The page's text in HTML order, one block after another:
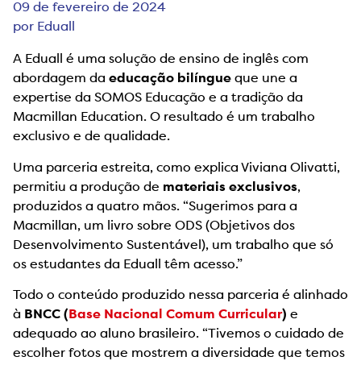
09 de fevereiro de 2024
por Eduall
A Eduall é uma solução de ensino de inglês com
abordagem da educação bilíngue que une a
expertise da SOMOS Educação e a tradição da
Macmillan Education. O resultado é um trabalho
exclusivo e de qualidade.
Uma parceria estreita, como explica Viviana Olivatti,
permitiu a produção de materiais exclusivos,
produzidos a quatro mãos. “Sugerimos para a
Macmillan, um livro sobre ODS (Objetivos dos
Desenvolvimento Sustentável), um trabalho que só
os estudantes da Eduall têm acesso.”
Todo o conteúdo produzido nessa parceria é alinhado
à BNCC ( Base Nacional Comum Curricular) e
adequado ao aluno brasileiro. “Tivemos o cuidado de
escolher fotos que mostrem a diversidade que temos